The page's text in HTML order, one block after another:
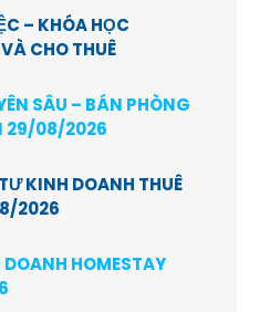
– KHÓA HỌC
CHO THUÊ
SÂU – BÁN PHÒNG
29/08/2026
KINH DOANH THUÊ
2026
HOMESTAY